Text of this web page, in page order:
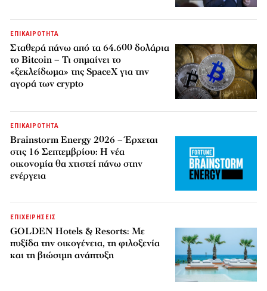
ΕΠΙΚΑΙΡΟΤΗΤΑ
Σταθερά πάνω από τα 64.600 δολάρια
το Bitcoin – Τι σημαίνει το
«ξεκλείδωμα» της SpaceX για την
αγορά των crypto
ΕΠΙΚΑΙΡΟΤΗΤΑ
Brainstorm Energy 2026 – Έρχεται
στις 16 Σεπτεμβρίου: Η νέα
οικονομία θα χτιστεί πάνω στην
ενέργεια
ΕΠΙΧΕΙΡΗΣΕΙΣ
GOLDEN Hotels & Resorts: Με
πυξίδα την οικογένεια, τη φιλοξενία
και τη βιώσιμη ανάπτυξη